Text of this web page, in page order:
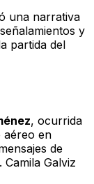
una narrativa
y
partida del
, ocurrida
aéreo en
de
Galviz